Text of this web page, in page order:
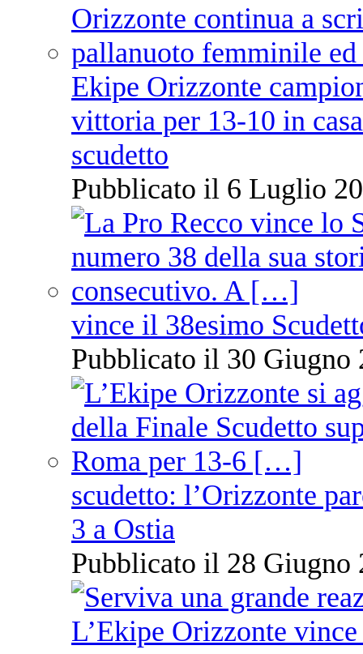
Ekipe Orizzonte
vittoria per 13-10 in
scudetto
Pubblicato il 6 Luglio
vince il 38esimo
Pubblicato il 30 Giugno
scudetto: l’Orizzonte
3 a Ostia
Pubblicato il 28 Giugno